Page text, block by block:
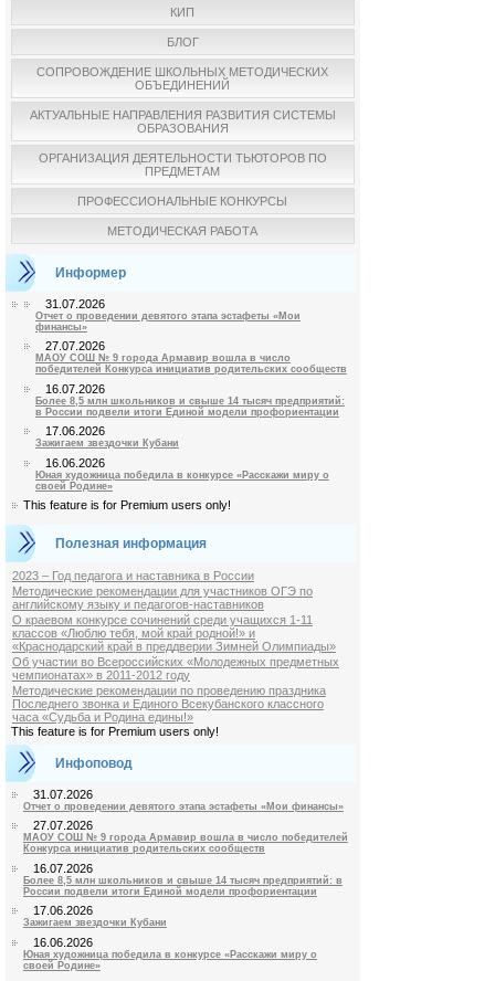
КИП
БЛОГ
СОПРОВОЖДЕНИЕ ШКОЛЬНЫХ МЕТОДИЧЕСКИХ
ОБЪЕДИНЕНИЙ
АКТУАЛЬНЫЕ НАПРАВЛЕНИЯ РАЗВИТИЯ СИСТЕМЫ
ОБРАЗОВАНИЯ
ОРГАНИЗАЦИЯ ДЕЯТЕЛЬНОСТИ ТЬЮТОРОВ ПО
ПРЕДМЕТАМ
ПРОФЕССИОНАЛЬНЫЕ КОНКУРСЫ
МЕТОДИЧЕСКАЯ РАБОТА
Информер
31.07.2026
Отчет о проведении девятого этапа эстафеты «Мои
финансы»
27.07.2026
МАОУ СОШ № 9 города Армавир вошла в число
победителей Конкурса инициатив родительских сообществ
16.07.2026
Более 8,5 млн школьников и свыше 14 тысяч предприятий:
в России подвели итоги Единой модели профориентации
17.06.2026
Зажигаем звездочки Кубани
16.06.2026
Юная художница победила в конкурсе «Расскажи миру о
своей Родине»
This feature is for Premium users only!
Полезная информация
2023 – Год педагога и наставника в России
Методические рекомендации для участников ОГЭ по
английскому языку и педагогов-наставников
О краевом конкурсе сочинений среди учащихся 1-11
классов «Люблю тебя, мой край родной!» и
«Краснодарский край в преддверии Зимней Олимпиады»
Об участии во Всероссийских «Молодежных предметных
чемпионатах» в 2011-2012 году
Методические рекомендации по проведению праздника
Последнего звонка и Единого Всекубанского классного
часа «Судьба и Родина едины!»
This feature is for Premium users only!
Инфоповод
31.07.2026
Отчет о проведении девятого этапа эстафеты «Мои финансы»
27.07.2026
МАОУ СОШ № 9 города Армавир вошла в число победителей
Конкурса инициатив родительских сообществ
16.07.2026
Более 8,5 млн школьников и свыше 14 тысяч предприятий: в
России подвели итоги Единой модели профориентации
17.06.2026
Зажигаем звездочки Кубани
16.06.2026
Юная художница победила в конкурсе «Расскажи миру о
своей Родине»